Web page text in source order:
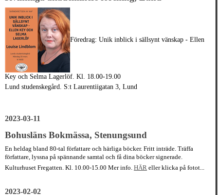
Föredrag: Unik inblick i sällsynt vänskap - Ellen
Key och Selma Lagerlöf. Kl. 18.00-19.00
Lund studenskegård. S:t Laurentiigatan 3, Lund
2023-03-11
Bohusläns Bokmässa, Stenungsund
En heldag bland 80-tal författare och härliga böcker. Fritt inträde. Träffa
författare, lyssna på spännande samtal och få dina böcker signerade.
Kulturhuset Fregatten. Kl. 10.00-15.00 Mer info. HÄR eller klicka på fotot...
2023-02-02